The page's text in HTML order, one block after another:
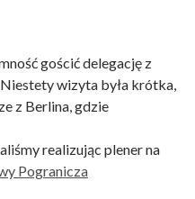
gościć delegację z
wizyta była krótka,
z Berlina, gdzie
realizując plener na
Pogranicza